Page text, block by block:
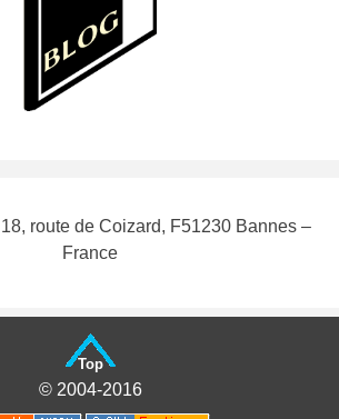
 18, route de Coizard, F51230 Bannes –
France
Top
© 2004-2016